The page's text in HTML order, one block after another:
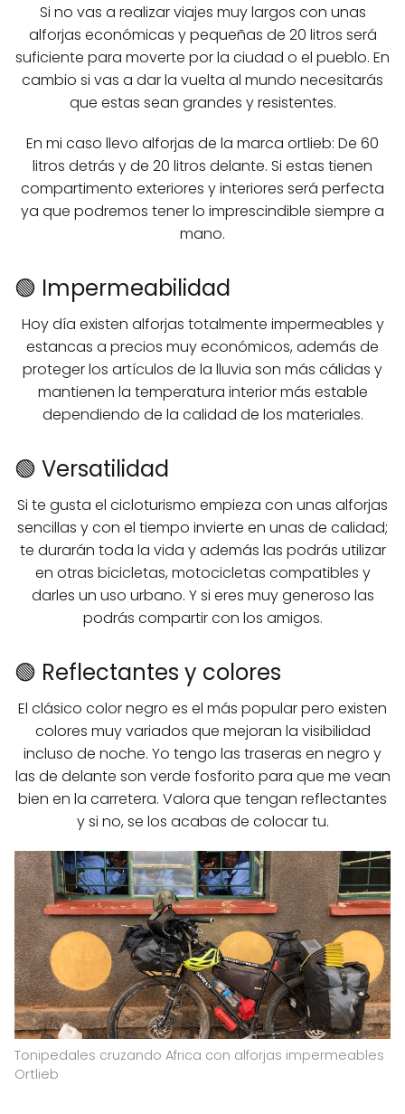
Si no vas a realizar viajes muy largos con unas
alforjas económicas y pequeñas de 20 litros será
suficiente para moverte por la ciudad o el pueblo. En
cambio si vas a dar la vuelta al mundo necesitarás
que estas sean grandes y resistentes.
En mi caso llevo alforjas de la marca ortlieb: De 60
litros detrás y de 20 litros delante. Si estas tienen
compartimento exteriores y interiores será perfecta
ya que podremos tener lo imprescindible siempre a
mano.
🟢 Impermeabilidad
Hoy día existen alforjas totalmente impermeables y
estancas a precios muy económicos, además de
proteger los artículos de la lluvia son más cálidas y
mantienen la temperatura interior más estable
dependiendo de la calidad de los materiales.
🟢 Versatilidad
Si te gusta el cicloturismo empieza con unas alforjas
sencillas y con el tiempo invierte en unas de calidad;
te durarán toda la vida y además las podrás utilizar
en otras bicicletas, motocicletas compatibles y
darles un uso urbano. Y si eres muy generoso las
podrás compartir con los amigos.
🟢 Reflectantes y colores
El clásico color negro es el más popular pero existen
colores muy variados que mejoran la visibilidad
incluso de noche. Yo tengo las traseras en negro y
las de delante son verde fosforito para que me vean
bien en la carretera. Valora que tengan reflectantes
y si no, se los acabas de colocar tu.
Tonipedales cruzando Africa con alforjas impermeables
Ortlieb